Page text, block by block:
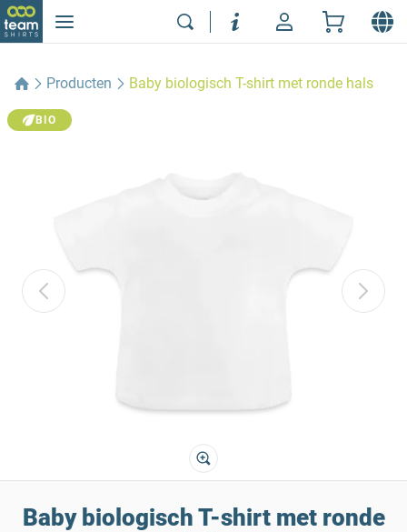
Producten Baby biologisch T-shirt met ronde hals
BIO
Baby biologisch T-shirt met ronde